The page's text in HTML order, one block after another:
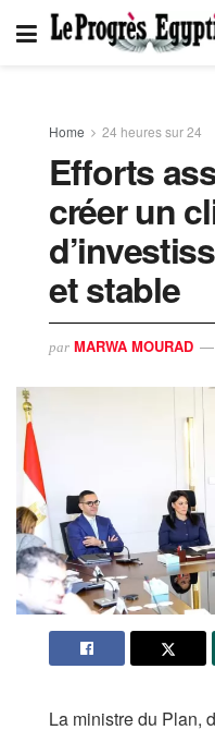
Home 24 heures sur 24
Efforts
créer un
et stable
par MARWA MOURAD
La ministre du Plan,